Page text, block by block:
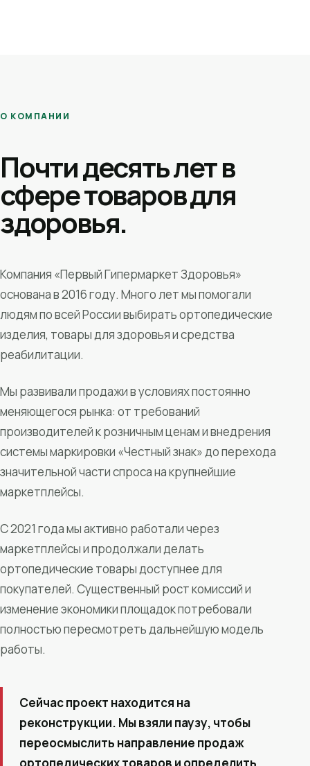
О КОМПАНИИ
Почти десять лет в
сфере товаров для
здоровья.
Компания «Первый Гипермаркет Здоровья»
основана в 2016 году. Много лет мы помогали
людям по всей России выбирать ортопедические
изделия, товары для здоровья и средства
реабилитации.
Мы развивали продажи в условиях постоянно
меняющегося рынка: от требований
производителей к розничным ценам и внедрения
системы маркировки «Честный знак» до перехода
значительной части спроса на крупнейшие
маркетплейсы.
С 2021 года мы активно работали через
маркетплейсы и продолжали делать
ортопедические товары доступнее для
покупателей. Существенный рост комиссий и
изменение экономики площадок потребовали
полностью пересмотреть дальнейшую модель
работы.
Сейчас проект находится на
реконструкции. Мы взяли паузу, чтобы
переосмыслить направление продаж